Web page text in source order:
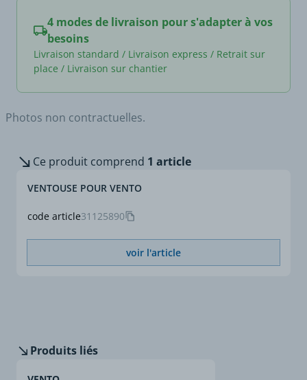
Photos non contractuelles.
4 modes de livraison pour s'adapter à vos
besoins
Livraison standard / Livraison express / Retrait sur
place / Livraison sur chantier
Ce produit comprend 1 article
code article31125890
VENTOUSE POUR VENTO
voir l'article
Produits liés